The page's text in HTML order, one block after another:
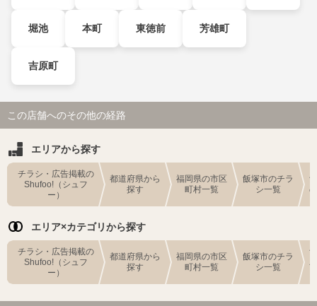
堀池 本町 東徳前 芳雄町
吉原町
この店舗へのその他の経路
エリアから探す
チラシ・広告掲載の
Shufoo!（シュフ
ー）
都道府県から
探す
福岡県の市区
町村一覧
飯塚市のチラ
シ一覧
エリア×カテゴリから探す
チラシ・広告掲載の
Shufoo!（シュフ
ー）
都道府県から
探す
福岡県の市区
町村一覧
飯塚市のチラ
シ一覧